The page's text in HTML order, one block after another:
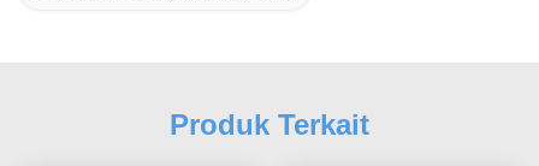
Produk Terkait